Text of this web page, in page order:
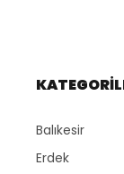
Balıkesir
Erdek